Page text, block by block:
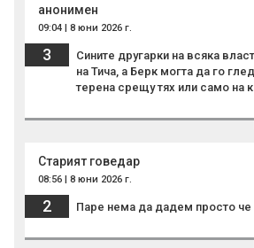
анонимен
09:04 | 8 юни 2026 г.
3
Сините другарки на всяка
на Тича, а Берк могта да го
терена срещу тях или само на
Старият говедар
08:56 | 8 юни 2026 г.
2 Паре нема да дадем просто че